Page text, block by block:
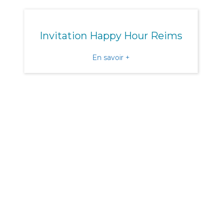
Invitation Happy Hour Reims
En savoir +